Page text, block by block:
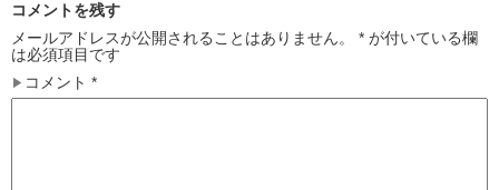
コメントを残す
メールアドレスが公開されることはありません。
* が付いている欄
は必須項目です
コメント *